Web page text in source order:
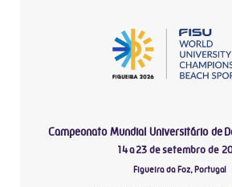
Campeonato Mundial Universitário de
14 a 23 de setembro de
Figueira da Foz, Portugal